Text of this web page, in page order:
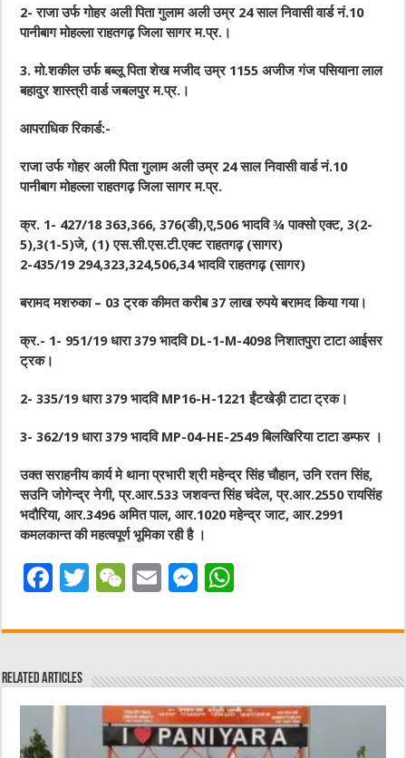
2- राजा उर्फ गोहर अली पिता गुलाम अली उम्र 24 साल निवासी वार्ड नं.10
पानीबाग मोहल्ला राहतगढ़ जिला सागर म.प्र.।
3. मो.शकील उर्फ बब्लू पिता शेख मजीद उम्र 1155 अजीज गंज पसियाना लाल
बहादुर शास्त्री वार्ड जबलपुर म.प्र.।
आपराधिक रिकार्ड:-
राजा उर्फ गोहर अली पिता गुलाम अली उम्र 24 साल निवासी वार्ड नं.10
पानीबाग मोहल्ला राहतगढ़ जिला सागर म.प्र.
क्र. 1- 427/18 363,366, 376(डी),ए,506 भादवि ¾ पाक्सो एक्ट, 3(2-
5),3(1-5)जे, (1) एस.सी.एस.टी.एक्ट राहतगढ़ (सागर)
2-435/19 294,323,324,506,34 भादवि राहतगढ़ (सागर)
बरामद मशरुका – 03 ट्रक कीमत करीब 37 लाख रुपये बरामद किया गया।
क्र.- 1- 951/19 धारा 379 भादवि DL-1-M-4098 निशातपुरा टाटा आईसर
ट्रक।
2- 335/19 धारा 379 भादवि MP16-H-1221 ईंटखेड़ी टाटा ट्रक।
3- 362/19 धारा 379 भादवि MP-04-HE-2549 बिलखिरिया टाटा डम्फर ।
उक्त सराहनीय कार्य मे थाना प्रभारी श्री महेन्द्र सिंह चौहान, उनि रतन सिंह,
सउनि जोगेन्द्र नेगी, प्र.आर.533 जशवन्त सिंह चंदेल, प्र.आर.2550 रायसिंह
भदौरिया, आर.3496 अमित पाल, आर.1020 महेन्द्र जाट, आर.2991
कमलकान्त की महत्वपूर्ण भूमिका रही है ।
F
c
e
b
T
it
r
W
C
at
E
ai
M
ss
n
g
at
A
p
Related Articles